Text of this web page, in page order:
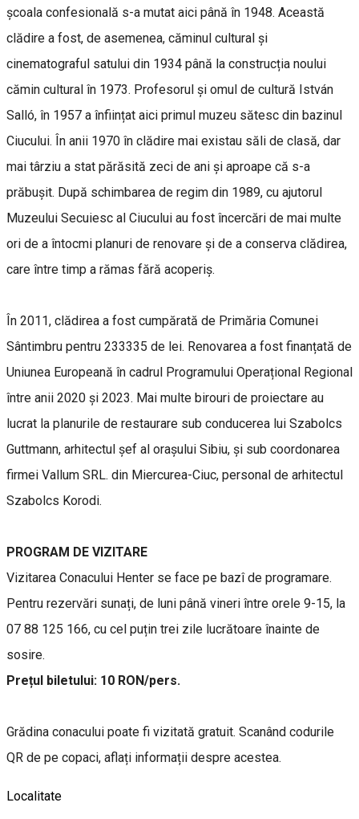
școala confesională s-a mutat aici până în 1948. Această
clădire a fost, de asemenea, căminul cultural și
cinematograful satului din 1934 până la construcția noului
cămin cultural în 1973. Profesorul și omul de cultură István
Salló, în 1957 a înființat aici primul muzeu sătesc din bazinul
Ciucului. În anii 1970 în clădire mai existau săli de clasă, dar
mai târziu a stat părăsită zeci de ani și aproape că s-a
prăbușit. După schimbarea de regim din 1989, cu ajutorul
Muzeului Secuiesc al Ciucului au fost încercări de mai multe
ori de a întocmi planuri de renovare și de a conserva clădirea,
care între timp a rămas fără acoperiș.
În 2011, clădirea a fost cumpărată de Primăria Comunei
Sântimbru pentru 233335 de lei. Renovarea a fost finanțată de
Uniunea Europeană în cadrul Programului Operațional Regional
între anii 2020 și 2023. Mai multe birouri de proiectare au
lucrat la planurile de restaurare sub conducerea lui Szabolcs
Guttmann, arhitectul șef al orașului Sibiu, și sub coordonarea
firmei Vallum SRL. din Miercurea-Ciuc, personal de arhitectul
Szabolcs Korodi.
PROGRAM DE VIZITARE
Vizitarea Conacului Henter se face pe bazî de programare.
Pentru rezervări sunați, de luni până vineri între orele 9-15, la
07 88 125 166, cu cel puțin trei zile lucrătoare înainte de
sosire.
Prețul biletului: 10 RON/pers.
Grădina conacului poate fi vizitată gratuit. Scanând codurile
QR de pe copaci, aflați informații despre acestea.
Localitate